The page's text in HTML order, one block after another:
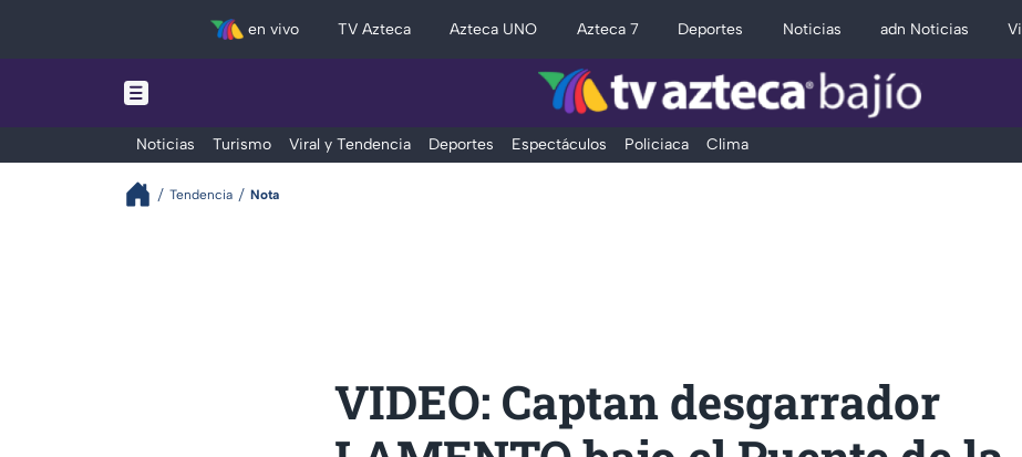
en vivo TV Azteca Azteca UNO Azteca 7 Deportes Noticias adn Noticias
Noticias Turismo Viral y Tendencia Deportes Espectáculos Policiaca Clima
Tendencia Nota
VIDEO: Captan desgarrador